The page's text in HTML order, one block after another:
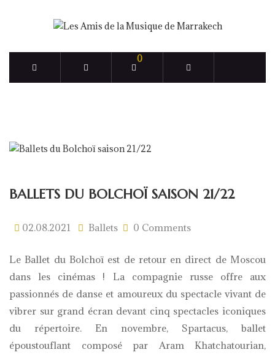
0
BALLETS DU BOLCHOÏ SAISON 21/22
02.08.2021 Ballets 0 Comments
Le Ballet du Bolchoï est de retour en direct de Moscou
dans les cinémas ! La compagnie russe offre aux
passionnés de danse et amoureux du spectacle vivant de
vibrer sur grand écran devant cinq spectacles iconiques
du répertoire. En novembre, Spartacus, ballet
époustouflant composé par Aram Khatchatourian,